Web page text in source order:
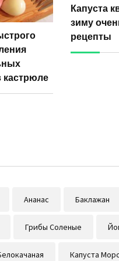
кастрюле
Капуста
зиму
рецепты
Ананас Баклажан
Грибы Соленые
Капуста